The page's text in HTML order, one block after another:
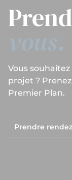
vous.
Vous
projet ?
Premier Plan.
Prendre